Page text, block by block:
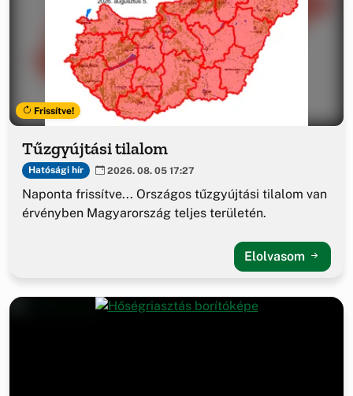
Frissítve!
Tűzgyújtási tilalom
Hatósági hír 2026. 08. 05 17:27
Naponta frissítve... Országos tűzgyújtási tilalom van
érvényben Magyarország teljes területén.
Elolvasom